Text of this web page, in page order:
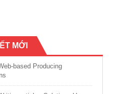
MỚI
based Producing